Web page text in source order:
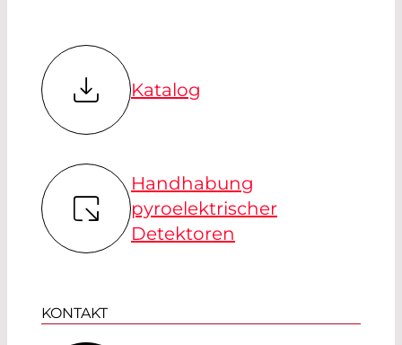
Katalog
Handhabung
pyroelektrischer
Detektoren
KONTAKT